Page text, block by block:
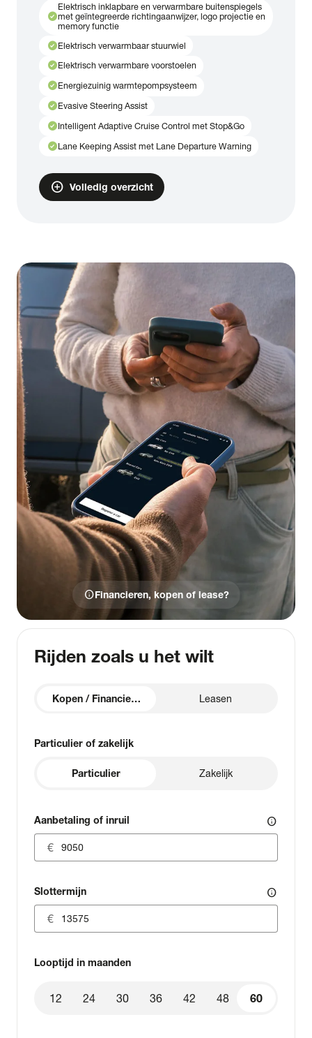
check_circle
Elektrisch inklapbare en verwarmbare buitenspiegels
met geïntegreerde richtingaanwijzer, logo projectie en
memory functie
check_circleElektrisch verwarmbaar stuurwiel
check_circleElektrisch verwarmbare voorstoelen
check_circleEnergiezuinig warmtepompsysteem
check_circleEvasive Steering Assist
check_circleIntelligent Adaptive Cruise Control met Stop&Go
check_circleLane Keeping Assist met Lane Departure Warning
add_circle Volledig overzicht
infoFinancieren, kopen of lease?
Rijden zoals u het wilt
Kopen / Financieren Leasen
Particulier of zakelijk
Particulier Zakelijk
Aanbetaling of inruil info
Slottermijn info
Looptijd in maanden
60
12 24 30 36 42 48 60